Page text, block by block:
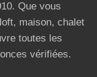
Que vous
maison, chalet
toutes les
vérifiées.